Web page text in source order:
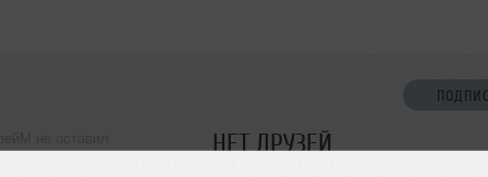
НЕТ ДРУЗЕЙ